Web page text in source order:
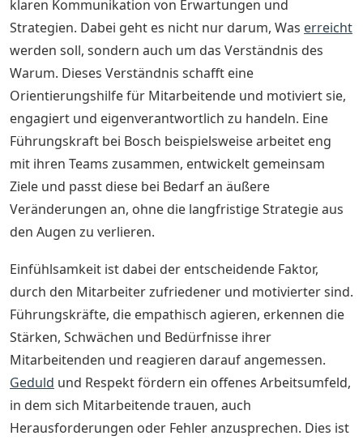
klaren Kommunikation von Erwartungen und
Strategien. Dabei geht es nicht nur darum, Was erreicht
werden soll, sondern auch um das Verständnis des
Warum. Dieses Verständnis schafft eine
Orientierungshilfe für Mitarbeitende und motiviert sie,
engagiert und eigenverantwortlich zu handeln. Eine
Führungskraft bei Bosch beispielsweise arbeitet eng
mit ihren Teams zusammen, entwickelt gemeinsam
Ziele und passt diese bei Bedarf an äußere
Veränderungen an, ohne die langfristige Strategie aus
den Augen zu verlieren.
Einfühlsamkeit ist dabei der entscheidende Faktor,
durch den Mitarbeiter zufriedener und motivierter sind.
Führungskräfte, die empathisch agieren, erkennen die
Stärken, Schwächen und Bedürfnisse ihrer
Mitarbeitenden und reagieren darauf angemessen.
Geduld und Respekt fördern ein offenes Arbeitsumfeld,
in dem sich Mitarbeitende trauen, auch
Herausforderungen oder Fehler anzusprechen. Dies ist